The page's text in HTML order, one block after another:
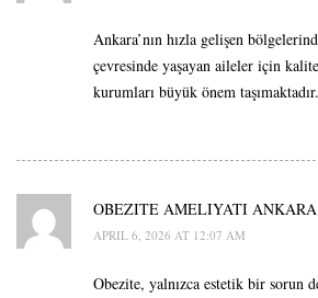
Ankara’nın hızla gelişen
çevresinde yaşayan aileler için
kurumları büyük önem taşımaktadır.
OBEZITE AMELIYATI ANKARA
APRIL 6, 2026 AT 12:07 AM
Obezite, yalnızca estetik bir sorun